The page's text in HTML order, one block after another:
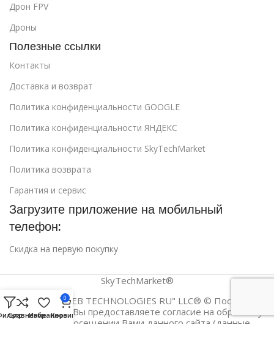
Дрон FPV
Дроны
Полезные ссылки
Контакты
Доставка и возврат
Политика конфиденциальности GOOGLE
Политика конфиденциальности ЯНДЕКС
Политика конфиденциальности SkyTechMarket
Политика возврата
Гарантия и сервис
Загрузите приложение на мобильный
телефон:
Скидка на первую покупку
SkyTechMarket®
"E-COMM WEB TECHNOLOGIES RU" LLC® © Посещая
данный сайт, Вы предоставляете согласие на обработку
данных о посещении Вами данного сайта (данные
СравнениеИзбранное
0
Корзина